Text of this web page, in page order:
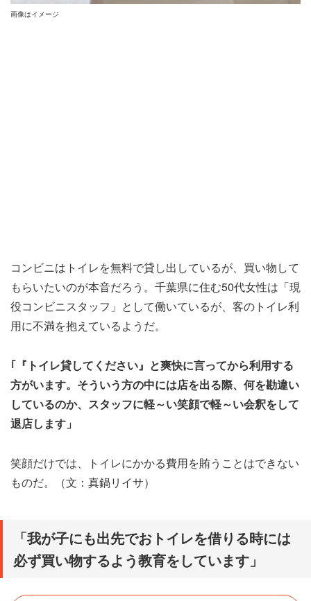
画像はイメージ
コンビニはトイレを無料で貸し出しているが、買い物して
もらいたいのが本音だろう。千葉県に住む50代女性は「現
役コンビニスタッフ」として働いているが、客のトイレ利
用に不満を抱えているようだ。
｢『トイレ貸してください』と爽快に言ってから利用する
方がいます。そういう方の中には店を出る際、何を勘違い
しているのか、スタッフに軽～い笑顔で軽～い会釈をして
退店します」
笑顔だけでは、トイレにかかる費用を賄うことはできない
ものだ。（文：真鍋リイサ）
「我が子にも出先でおトイレを借りる時には
必ず買い物するよう教育をしています」